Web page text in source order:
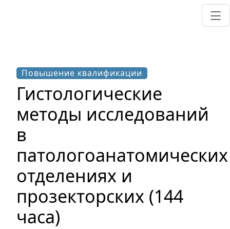
Повышение квалификации
Гистологические
методы исследований
в
патологоанатомических
отделениях и
прозекторских (144
часа)